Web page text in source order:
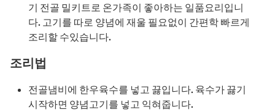
기 전골 밀키트로 온가족이 좋아하는 일품요리입니
다. 고기를 따로 양념에 재울 필요없이 간편학 빠르게
조리할 수있습니다.
조리법
전골냄비에 한우육수를 넣고 끓입니다. 육수가 끓기
시작하면 양념고기를 넣고 익혀줍니다.